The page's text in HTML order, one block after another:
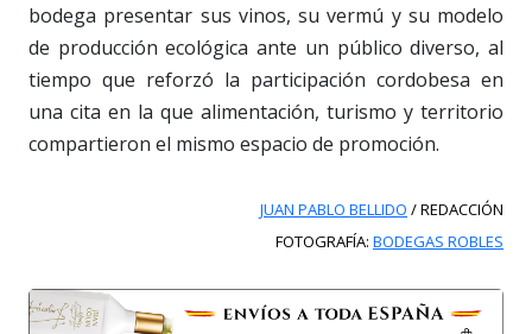
bodega presentar sus vinos, su vermú y su modelo
de producción ecológica ante un público diverso, al
tiempo que reforzó la participación cordobesa en
una cita en la que alimentación, turismo y territorio
compartieron el mismo espacio de promoción.
JUAN PABLO BELLIDO / REDACCIÓN
FOTOGRAFÍA: BODEGAS ROBLES